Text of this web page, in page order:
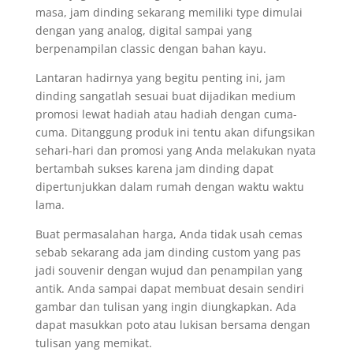
masa, jam dinding sekarang memiliki type dimulai
dengan yang analog, digital sampai yang
berpenampilan classic dengan bahan kayu.
Lantaran hadirnya yang begitu penting ini, jam
dinding sangatlah sesuai buat dijadikan medium
promosi lewat hadiah atau hadiah dengan cuma-
cuma. Ditanggung produk ini tentu akan difungsikan
sehari-hari dan promosi yang Anda melakukan nyata
bertambah sukses karena jam dinding dapat
dipertunjukkan dalam rumah dengan waktu waktu
lama.
Buat permasalahan harga, Anda tidak usah cemas
sebab sekarang ada jam dinding custom yang pas
jadi souvenir dengan wujud dan penampilan yang
antik. Anda sampai dapat membuat desain sendiri
gambar dan tulisan yang ingin diungkapkan. Ada
dapat masukkan poto atau lukisan bersama dengan
tulisan yang memikat.